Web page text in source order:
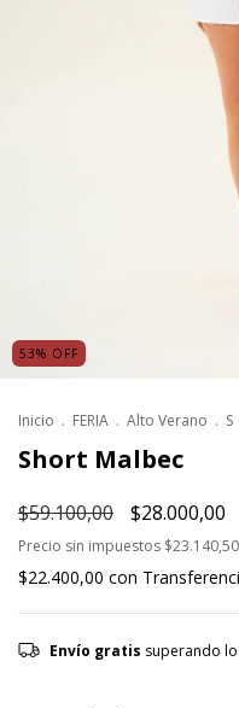
53% OFF
Inicio . FERIA . Alto Verano . S
Short Malbec
$59.100,00 $28.000,00
Precio sin impuestos $23.140,50
$22.400,00 con
Envío gratis superando